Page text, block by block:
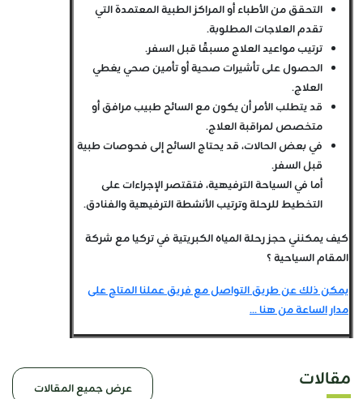
التحقق من الأطباء أو المراكز الطبية المعتمدة التي
تقدم العلاجات المطلوبة.
ترتيب مواعيد العلاج مسبقًا قبل السفر.
الحصول على تأشيرات صحية أو تأمين صحي يغطي
العلاج.
قد يتطلب الأمر أن يكون مع السائح طبيب مرافق أو
متخصص لمراقبة العلاج.
في بعض الحالات، قد يحتاج السائح إلى فحوصات طبية
قبل السفر.
أما في السياحة الترفيهية، فتقتصر الإجراءات على
التخطيط للرحلة وترتيب الأنشطة الترفيهية والفنادق.
كيف يمكنني حجز رحلة المياه الكبريتية في تركيا مع شركة
المقام السياحية ؟
يمكن ذلك عن طريق التواصل مع فريق عملنا المتاح على
مدار الساعة من هنا ...
مقالات عرض جميع المقالات